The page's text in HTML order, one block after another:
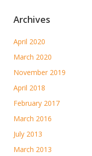
Archives
April 2020
March 2020
November 2019
April 2018
February 2017
March 2016
July 2013
March 2013